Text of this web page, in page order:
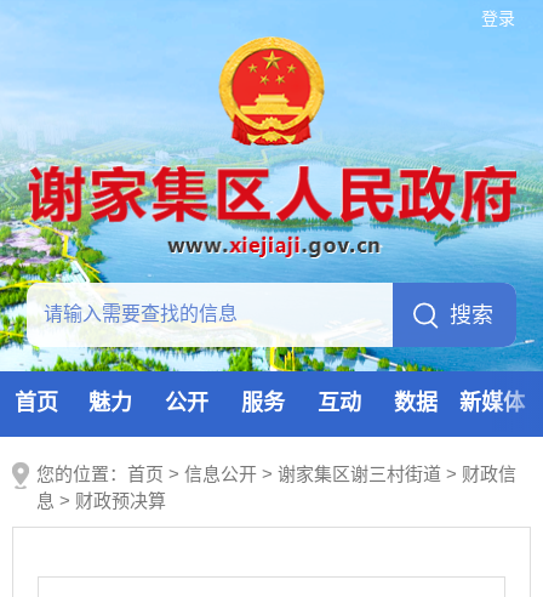
登录
首页 魅力 公开 服务 互动 数据 新媒体
您的位置： 首页 > 信息公开 > 谢家集区谢三村街道 > 财政信
息 > 财政预决算